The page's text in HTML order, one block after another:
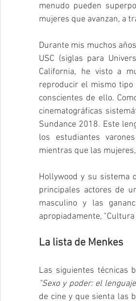
menudo pueden
mujeres que avanzan, a
Durante mis muchos
USC (siglas para
California, he visto a
reproducir el mismo tipo
conscientes de ello.
cinematográficas
Sundance 2018. Este
los estudiantes
mientras que las
Hollywood y su sistema
principales actores de
masculino y las
apropiadamente,
La lista de Menkes
"Sexo y poder: el
de cine y que sienta las